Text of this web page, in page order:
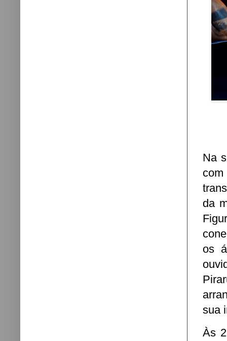
Na
da
os
sua
Às